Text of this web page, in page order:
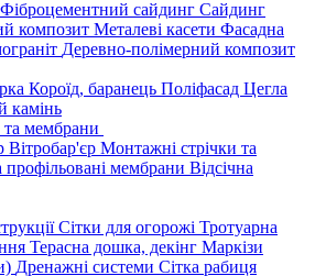
Фіброцементний сайдинг Сайдинг
композит Металеві касети Фасадна
Деревно-полімерний композит
Короїд, баранець Поліфасад Цегла
камінь
та мембрани
Вітробар'єр Монтажні стрічки та
профільовані мембрани Відсічна
Сітки для огорожі Тротуарна
Терасна дошка, декінг Маркізи
Дренажні системи Сітка рабиця